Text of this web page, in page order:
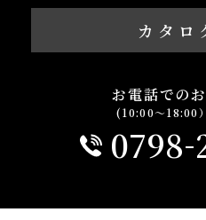
カタロ
お電話での
(10:00～18:00
0798-